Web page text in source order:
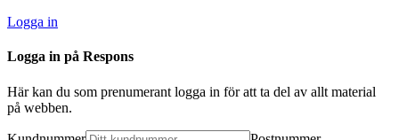
Logga in
Logga in på Respons
Här kan du som prenumerant logga in för att ta del av allt material
på webben.